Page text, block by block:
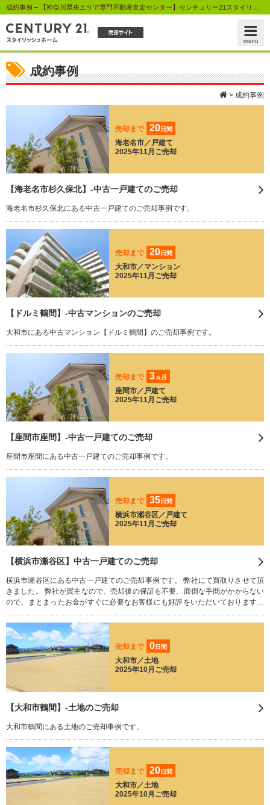
成約事例
> 成約事例
売却まで 20日間
海老名市／戸建て
2025年11月ご売却
【海老名市杉久保北】-中古一戸建てのご売却
海老名市杉久保北にある中古一戸建てのご売却事例です。
売却まで 20日間
大和市／マンション
2025年11月ご売却
【ドルミ鶴間】-中古マンションのご売却
大和市にある中古マンション【ドルミ鶴間】のご売却事例です。
売却まで 3ヵ月
座間市／戸建て
2025年11月ご売却
【座間市座間】-中古一戸建てのご売却
座間市座間にある中古一戸建てのご売却事例です。
売却まで 35日間
横浜市瀬谷区／戸建て
2025年11月ご売却
【横浜市瀬谷区】中古一戸建てのご売却
横浜市瀬谷区にある中古一戸建てのご売却事例です。 弊社にて買取りさせて頂
きました。 弊社が買主なので、売却後の保証も不要、面倒な手間がかからない
ので、まとまったお金がすぐに必要なお客様にも好評をいただいております。
相続された不動産でお困りのことはございませんか？ 残された荷物や家財道
具、すべてそのままで買い取りさせていただきます。 どうぞお気軽にご相談く
ださい。
売却まで
0日間
大和市／土地
2025年10月ご売却
【大和市鶴間】-土地のご売却
大和市鶴間にある土地のご売却事例です。
売却まで 20日間
大和市／土地
2025年10月ご売却